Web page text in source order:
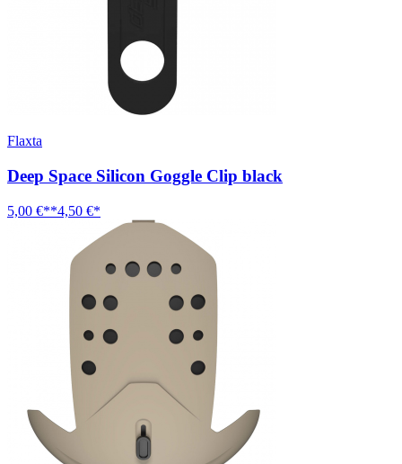
Flaxta
Deep Space Silicon Goggle Clip black
5,00 €**4,50 €*